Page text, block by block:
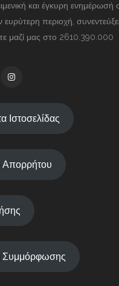
και έγκυρη
ευρύτερη περιοχή,
μαζί μας στο 2610.390.000
Ιστοσελίδας
Απορρήτου